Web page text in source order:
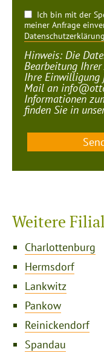
Ich bin mit der
Datenschutzerklärung
Hinweis: Die
Bearbeitung Ihrer
Ihre Einwilligung
Mail an
Informationen
finden Sie in
Weitere
Charlottenburg
Hermsdorf
Lankwitz
Pankow
Reinickendorf
Spandau